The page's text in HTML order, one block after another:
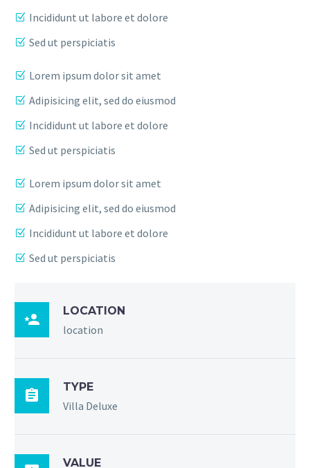
Incididunt ut labore et dolore
Sed ut perspiciatis
Lorem ipsum dolor sit amet
Adipisicing elit, sed do eiusmod
Incididunt ut labore et dolore
Sed ut perspiciatis
Lorem ipsum dolor sit amet
Adipisicing elit, sed do eiusmod
Incididunt ut labore et dolore
Sed ut perspiciatis

LOCATION
location

TYPE
Villa Deluxe
VALUE